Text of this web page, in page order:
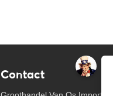
Contact